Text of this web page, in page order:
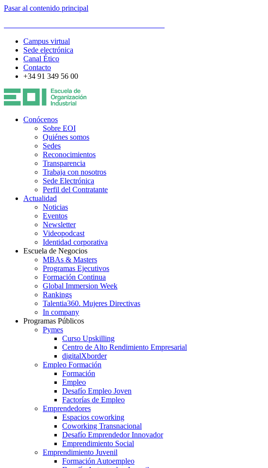
Pasar al contenido principal
Campus virtual
Sede electrónica
Canal Ético
Contacto
+34 91 349 56 00
Conócenos
Sobre EOI
Quiénes somos
Sedes
Reconocimientos
Transparencia
Trabaja con nosotros
Sede Electrónica
Perfil del Contratante
Actualidad
Noticias
Eventos
Newsletter
Videopodcast
Identidad corporativa
Escuela de Negocios
MBAs & Masters
Programas Ejecutivos
Formación Continua
Global Immersion Week
Rankings
Talentia360. Mujeres Directivas
In company
Programas Públicos
Pymes
Curso Upskilling
Centro de Alto Rendimiento Empresarial
digitalXborder
Empleo Formación
Formación
Empleo
Desafío Empleo Joven
Factorías de Empleo
Emprendedores
Espacios coworking
Coworking Transnacional
Desafío Emprendedor Innovador
Emprendimiento Social
Emprendimiento Juvenil
Formación Autoempleo